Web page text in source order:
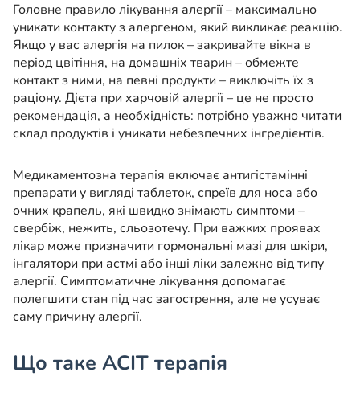
Головне правило лікування алергії – максимально
уникати контакту з алергеном, який викликає реакцію.
Якщо у вас алергія на пилок – закривайте вікна в
період цвітіння, на домашніх тварин – обмежте
контакт з ними, на певні продукти – виключіть їх з
раціону. Дієта при харчовій алергії – це не просто
рекомендація, а необхідність: потрібно уважно читати
склад продуктів і уникати небезпечних інгредієнтів.
Медикаментозна терапія включає антигістамінні
препарати у вигляді таблеток, спреїв для носа або
очних крапель, які швидко знімають симптоми –
свербіж, нежить, сльозотечу. При важких проявах
лікар може призначити гормональні мазі для шкіри,
інгалятори при астмі або інші ліки залежно від типу
алергії. Симптоматичне лікування допомагає
полегшити стан під час загострення, але не усуває
саму причину алергії.
Що таке АСІТ терапія